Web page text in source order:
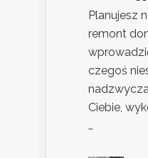
Planujesz
remont
czegoś
Ciebie,
…